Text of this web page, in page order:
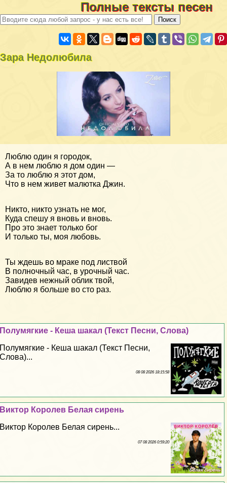
Полные тексты песен
Зара Недолюбила
Люблю один я городок,
А в нем люблю я дом один —
За то люблю я этот дом,
Что в нем живет малютка Джин.
Никто, никто узнать не мог,
Куда спешу я вновь и вновь.
Про это знает только бог
И только ты, моя любовь.
Ты ждешь во мраке под листвой
В полночный час, в урочный час.
Завидев нежный облик твой,
Люблю я больше во сто раз.
Полумягкие - Кеша шакал (Текст Песни, Слова)
Полумягкие - Кеша шакал (Текст Песни,
Слова)...
08 08 2026 18:15:58
Виктор Королев Белая сирень
Виктор Королев Белая сирень...
07 08 2026 0:59:20